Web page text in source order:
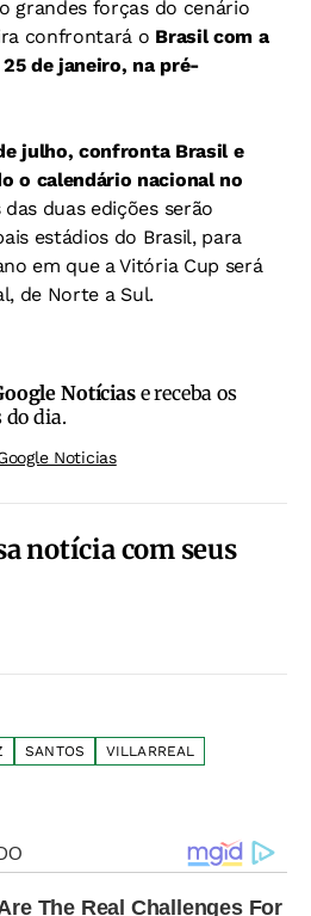
grandes forças do cenário
confrontará o Brasil com a
25 de janeiro, na pré-
julho, confronta Brasil e
o calendário nacional no
das duas edições serão
estádios do Brasil, para
em que a Vitória Cup será
de Norte a Sul.
Notíciase receba os
do dia.
Noticias
notícia com seus
SANTOS
VILLARREAL